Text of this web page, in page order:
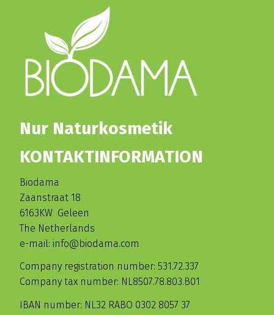
Nur Naturkosmetik
KONTAKTINFORMATION
Biodama
Zaanstraat 18
6163KW Geleen
The Netherlands
e-mail: info@biodama.com
Company registration number: 531.72.337
Company tax number: NL8507.78.803.B01
IBAN number: NL32 RABO 0302 8057 37